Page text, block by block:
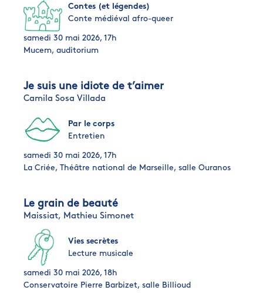
Contes (et légendes)
Conte médiéval afro-queer
samedi 30 mai 2026, 17h
Mucem, auditorium
Je suis une idiote de t’aimer
Camila Sosa Villada
Par le corps
Entretien
samedi 30 mai 2026, 17h
La Criée, Théâtre national de Marseille, salle Ouranos
Le grain de beauté
Maissiat, Mathieu Simonet
Vies secrètes
Lecture musicale
samedi 30 mai 2026, 18h
Conservatoire Pierre Barbizet, salle Billioud